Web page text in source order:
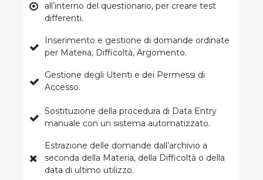
all’interno del questionario, per creare test
differenti.
Inserimento e gestione di domande ordinate
per Materia, Difficoltà, Argomento.
Gestione degli Utenti e dei Permessi di
Accesso.
Sostituzione della procedura di Data Entry
manuale con un sistema automatizzato.
Estrazione delle domande dall’archivio a
seconda della Materia, della Difficoltà o della
data di ultimo utilizzo.